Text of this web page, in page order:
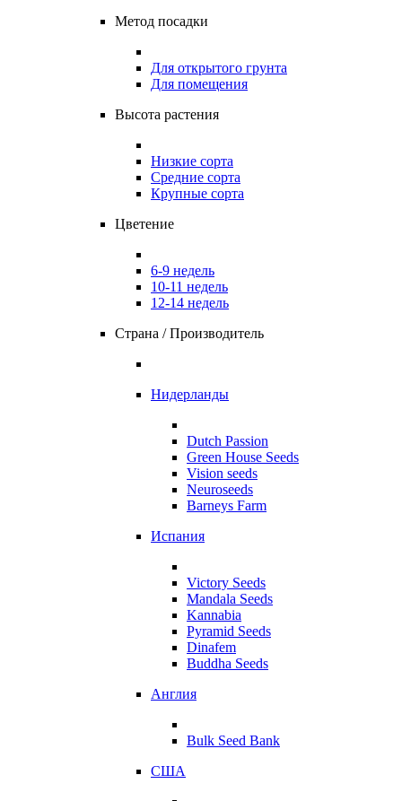
Метод посадки
Для открытого грунта
Для помещения
Высота растения
Низкие сорта
Средние сорта
Крупные сорта
Цветение
6-9 недель
10-11 недель
12-14 недель
Страна / Производитель
Нидерланды
Dutch Passion
Green House Seeds
Vision seeds
Neuroseeds
Barneys Farm
Испания
Victory Seeds
Mandala Seeds
Kannabia
Pyramid Seeds
Dinafem
Buddha Seeds
Англия
Bulk Seed Bank
США